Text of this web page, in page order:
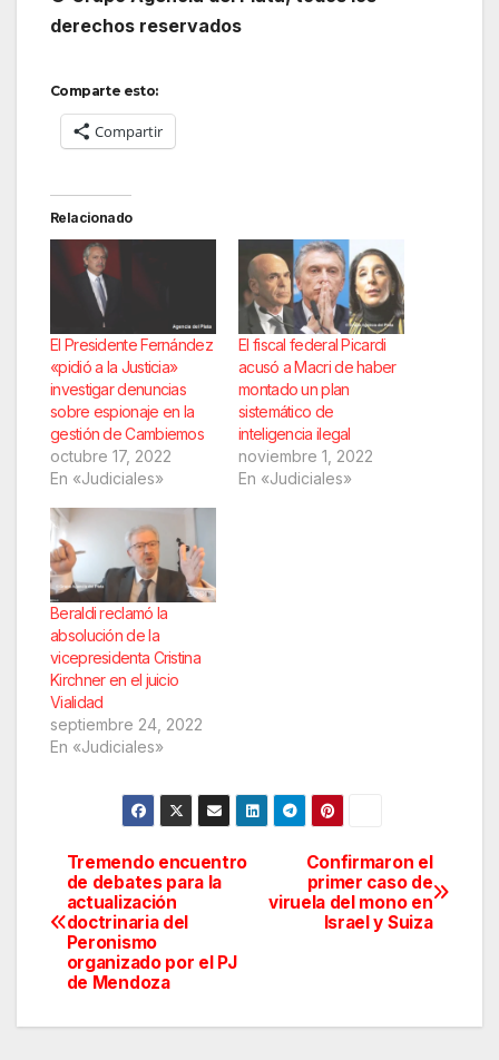
derechos reservados
Comparte esto:
Compartir
Relacionado
El Presidente Fernández
«pidió a la Justicia»
investigar denuncias
sobre espionaje en la
gestión de Cambiemos
octubre 17, 2022
En «Judiciales»
El fiscal federal Picardi
acusó a Macri de haber
montado un plan
sistemático de
inteligencia ilegal
noviembre 1, 2022
En «Judiciales»
Beraldi reclamó la
absolución de la
vicepresidenta Cristina
Kirchner en el juicio
Vialidad
septiembre 24, 2022
En «Judiciales»
Navegación
de
entradas
Confirmaron el
primer caso de
viruela del mono en
Israel y Suiza
Tremendo encuentro
de debates para la
actualización
doctrinaria del
Peronismo
organizado por el PJ
de Mendoza